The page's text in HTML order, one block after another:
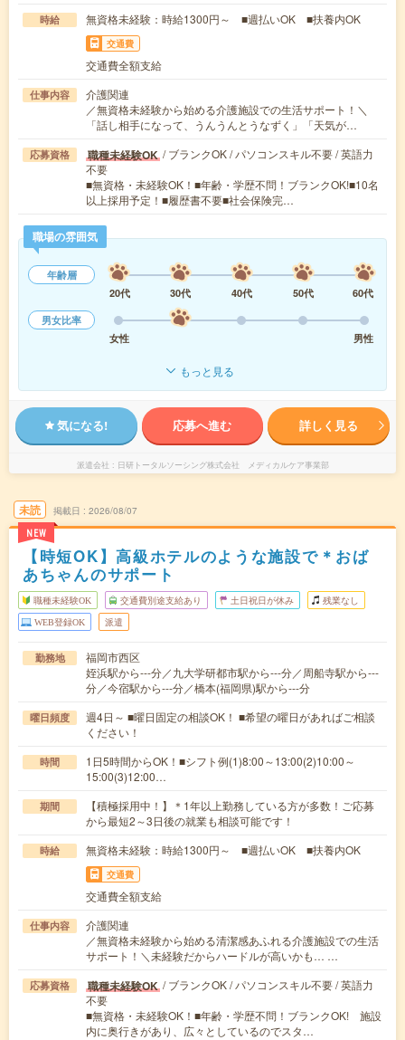
時給 無資格未経験：時給1300円～ ■週払いOK ■扶養内OK
交通費
交通費全額支給
仕事内容
介護関連
／無資格未経験から始める介護施設での生活サポート！＼
「話し相手になって、うんうんとうなずく」「天気が…
応募資格 職種未経験OK / ブランクOK / パソコンスキル不要 / 英語力
不要
■無資格・未経験OK！■年齢・学歴不問！ブランクOK!■10名
以上採用予定！■履歴書不要■社会保険完…
職場の雰囲気
年齢層
20代
30代 40代 50代
60代
男女比率
女性
男性
もっと見る
気になる! 応募へ進む 詳しく見る
派遣会社 日研トータルソーシング株式会社 メディカルケア事業部
未読
NEW
掲載日 2026/08/07
【時短OK】高級ホテルのような施設で＊おば
あちゃんのサポート
職種未経験OK 交通費別途支給あり 土日祝日が休み 残業なし
WEB登録OK 派遣
勤務地
福岡市西区
姪浜駅から---分／九大学研都市駅から---分／周船寺駅から---
分／今宿駅から---分／橋本(福岡県)駅から---分
曜日頻度
週4日～ ■曜日固定の相談OK！ ■希望の曜日があればご相談
ください！
時間
1日5時間からOK！■シフト例(1)8:00～13:00(2)10:00～
15:00(3)12:00…
期間
【積極採用中！】＊1年以上勤務している方が多数！ご応募
から最短2～3日後の就業も相談可能です！
時給 無資格未経験：時給1300円～ ■週払いOK ■扶養内OK
交通費
交通費全額支給
仕事内容
介護関連
／無資格未経験から始める清潔感あふれる介護施設での生活
サポート！＼未経験だからハードルが高いかも… …
応募資格 職種未経験OK / ブランクOK / パソコンスキル不要 / 英語力
不要
■無資格・未経験OK！■年齢・学歴不問！ブランクOK! 施設
内に奥行きがあり、広々としているのでスタ…